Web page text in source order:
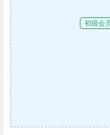
初级会